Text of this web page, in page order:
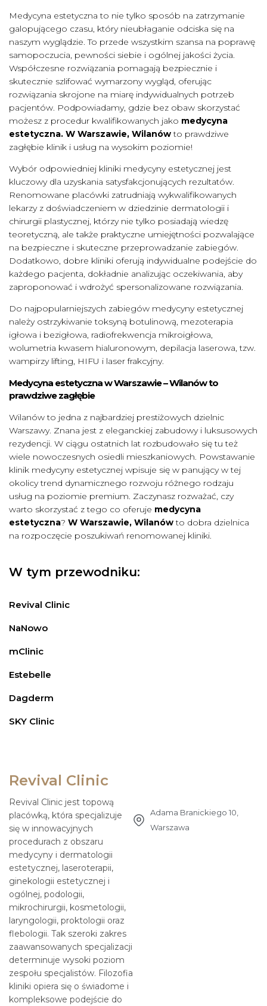
Medycyna estetyczna to nie tylko sposób na zatrzymanie
galopującego czasu, który nieubłaganie odciska się na
naszym wyglądzie. To przede wszystkim szansa na poprawę
samopoczucia, pewności siebie i ogólnej jakości życia.
Współczesne rozwiązania pomagają bezpiecznie i
skutecznie szlifować wymarzony wygląd, oferując
rozwiązania skrojone na miarę indywidualnych potrzeb
pacjentów. Podpowiadamy, gdzie bez obaw skorzystać
możesz z procedur kwalifikowanych jako medycyna
estetyczna. W Warszawie, Wilanówto prawdziwe
zagłębie klinik i usług na wysokim poziomie!
Wybór odpowiedniej kliniki medycyny estetycznej jest
kluczowy dla uzyskania satysfakcjonujących rezultatów.
Renomowane placówki zatrudniają wykwalifikowanych
lekarzy z doświadczeniem w dziedzinie dermatologii i
chirurgii plastycznej, którzy nie tylko posiadają wiedzę
teoretyczną, ale także praktyczne umiejętności pozwalające
na bezpieczne i skuteczne przeprowadzanie zabiegów.
Dodatkowo, dobre kliniki oferują indywidualne podejście do
każdego pacjenta, dokładnie analizując oczekiwania, aby
zaproponować i wdrożyć spersonalizowane rozwiązania.
Do najpopularniejszych zabiegów medycyny estetycznej
należy ostrzykiwanie toksyną botulinową, mezoterapia
igłowa i bezigłowa, radiofrekwencja mikroigłowa,
wolumetria kwasem hialuronowym, depilacja laserowa, tzw.
wampirzy lifting, HIFU i laser frakcyjny.
Medycyna estetyczna w Warszawie – Wilanów to
prawdziwe zagłębie
Wilanów to jedna z najbardziej prestiżowych dzielnic
Warszawy. Znana jest z eleganckiej zabudowy i luksusowych
rezydencji. W ciągu ostatnich lat rozbudowało się tu też
wiele nowoczesnych osiedli mieszkaniowych. Powstawanie
klinik medycyny estetycznej wpisuje się w panujący w tej
okolicy trend dynamicznego rozwoju różnego rodzaju
usług na poziomie premium. Zaczynasz rozważać, czy
warto skorzystać z tego co oferuje medycyna
estetyczna? W Warszawie, Wilanówto dobra dzielnica
na rozpoczęcie poszukiwań renomowanej kliniki.
W tym przewodniku:
Revival Clinic
NaNowo
mClinic
Estebelle
Dagderm
SKY Clinic
Revival Clinic
Revival Clinic jest topową
placówką, która specjalizuje
się w innowacyjnych
procedurach z obszaru
medycyny i dermatologii
estetycznej, laseroterapii,
ginekologii estetycznej i
ogólnej, podologii,
mikrochirurgii, kosmetologii,
laryngologii, proktologii oraz
flebologii. Tak szeroki zakres
zaawansowanych specjalizacji
determinuje wysoki poziom
zespołu specjalistów. Filozofia
kliniki opiera się o świadome i
kompleksowe podejście do
Adama Branickiego 10,
Warszawa